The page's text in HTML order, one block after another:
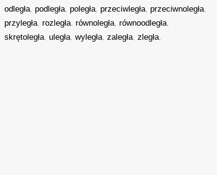
odległa, podległa, poległa, przeciwległa, przeciwnoległa,
przyległa, rozległa, równoległa, równoodległa,
skrętoległa, uległa,wyległa,zaległa,zległa,